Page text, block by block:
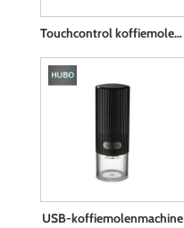
Touchcontrol koffiemolenmachine
USB-koffiemolenmachine